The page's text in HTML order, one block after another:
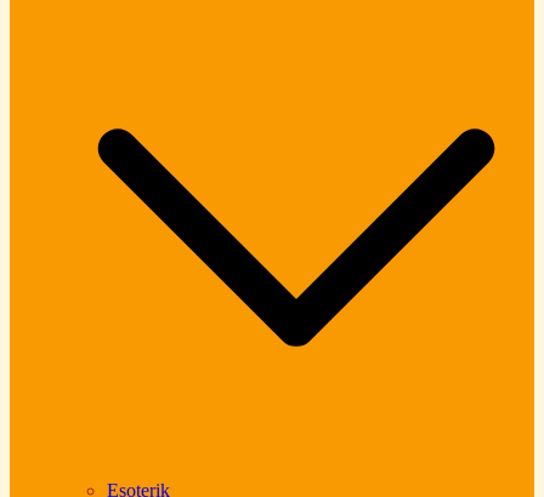
Esoterik